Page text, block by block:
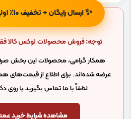
✨ارسال رایگان + تخفیف ۱۰٪ اولین خرید عمده!
توجه: فروش محصولات لوکس کالا
همکار گرامی، محصولات این بخش
عرضه شده‌اند. برای اطلاع از قیمت‌های
لطفاً با ما تماس بگیرید یا روی
مشاهده شرایط خرید